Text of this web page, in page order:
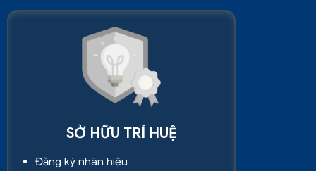
SỞ HỮU TRÍ HUỆ
Đăng ký nhãn hiệu